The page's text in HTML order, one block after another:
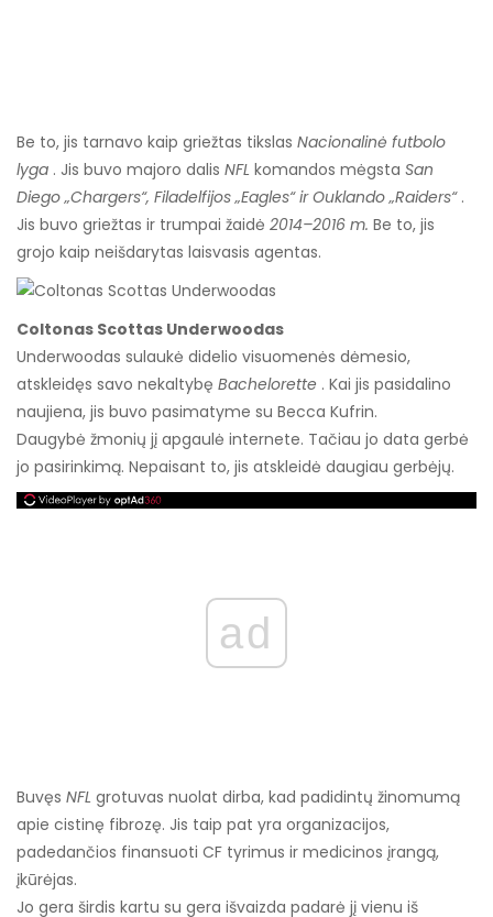
Be to, jis tarnavo kaip griežtas tikslas Nacionalinė futbolo
lyga . Jis buvo majoro dalis NFL komandos mėgsta San
Diego „Chargers“, Filadelfijos „Eagles“ ir Ouklando „Raiders“ .
Jis buvo griežtas ir trumpai žaidė 2014–2016 m. Be to, jis
grojo kaip neišdarytas laisvasis agentas.
Coltonas Scottas Underwoodas
Underwoodas sulaukė didelio visuomenės dėmesio,
atskleidęs savo nekaltybę Bachelorette . Kai jis pasidalino
naujiena, jis buvo pasimatyme su Becca Kufrin.
Daugybė žmonių jį apgaulė internete. Tačiau jo data gerbė
jo pasirinkimą. Nepaisant to, jis atskleidė daugiau gerbėjų.
ad
Buvęs NFL grotuvas nuolat dirba, kad padidintų žinomumą
apie cistinę fibrozę. Jis taip pat yra organizacijos,
padedančios finansuoti CF tyrimus ir medicinos įrangą,
įkūrėjas.
Jo gera širdis kartu su gera išvaizda padarė jį vienu iš